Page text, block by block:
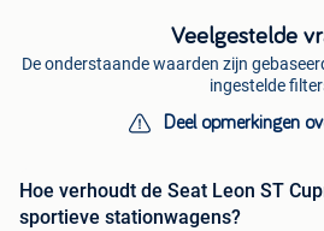
Veelgestelde
De onderstaande waarden zijn
ingestelde
Deel opmerkingen
Hoe verhoudt de Seat Leon ST
sportieve stationwagens?